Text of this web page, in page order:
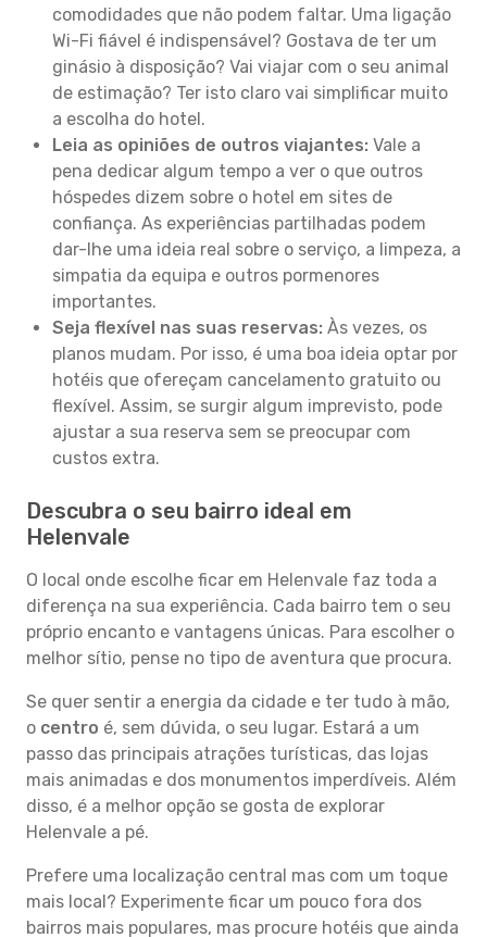
comodidades que não podem faltar. Uma ligação
Wi-Fi fiável é indispensável? Gostava de ter um
ginásio à disposição? Vai viajar com o seu animal
de estimação? Ter isto claro vai simplificar muito
a escolha do hotel.
Leia as opiniões de outros viajantes: Vale a
pena dedicar algum tempo a ver o que outros
hóspedes dizem sobre o hotel em sites de
confiança. As experiências partilhadas podem
dar-lhe uma ideia real sobre o serviço, a limpeza, a
simpatia da equipa e outros pormenores
importantes.
Seja flexível nas suas reservas: Às vezes, os
planos mudam. Por isso, é uma boa ideia optar por
hotéis que ofereçam cancelamento gratuito ou
flexível. Assim, se surgir algum imprevisto, pode
ajustar a sua reserva sem se preocupar com
custos extra.
Descubra o seu bairro ideal em
Helenvale
O local onde escolhe ficar em Helenvale faz toda a
diferença na sua experiência. Cada bairro tem o seu
próprio encanto e vantagens únicas. Para escolher o
melhor sítio, pense no tipo de aventura que procura.
Se quer sentir a energia da cidade e ter tudo à mão,
o centro é, sem dúvida, o seu lugar. Estará a um
passo das principais atrações turísticas, das lojas
mais animadas e dos monumentos imperdíveis. Além
disso, é a melhor opção se gosta de explorar
Helenvale a pé.
Prefere uma localização central mas com um toque
mais local? Experimente ficar um pouco fora dos
bairros mais populares, mas procure hotéis que ainda